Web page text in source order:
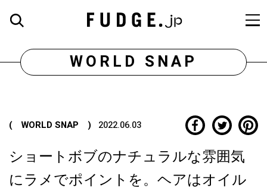
WORLD SNAP
( WORLD SNAP ) 2022.06.03
ショートボブのナチュラルな雰囲気
にラメでポイントを。ヘアはオイル